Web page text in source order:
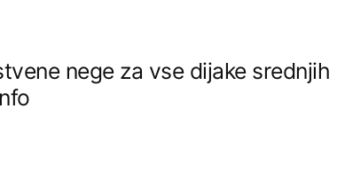
nege za vse dijake